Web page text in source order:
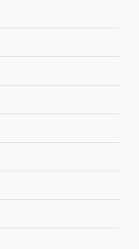
ಸೂಕ್ಷ್ಮ ಪ್ರದೇಶ